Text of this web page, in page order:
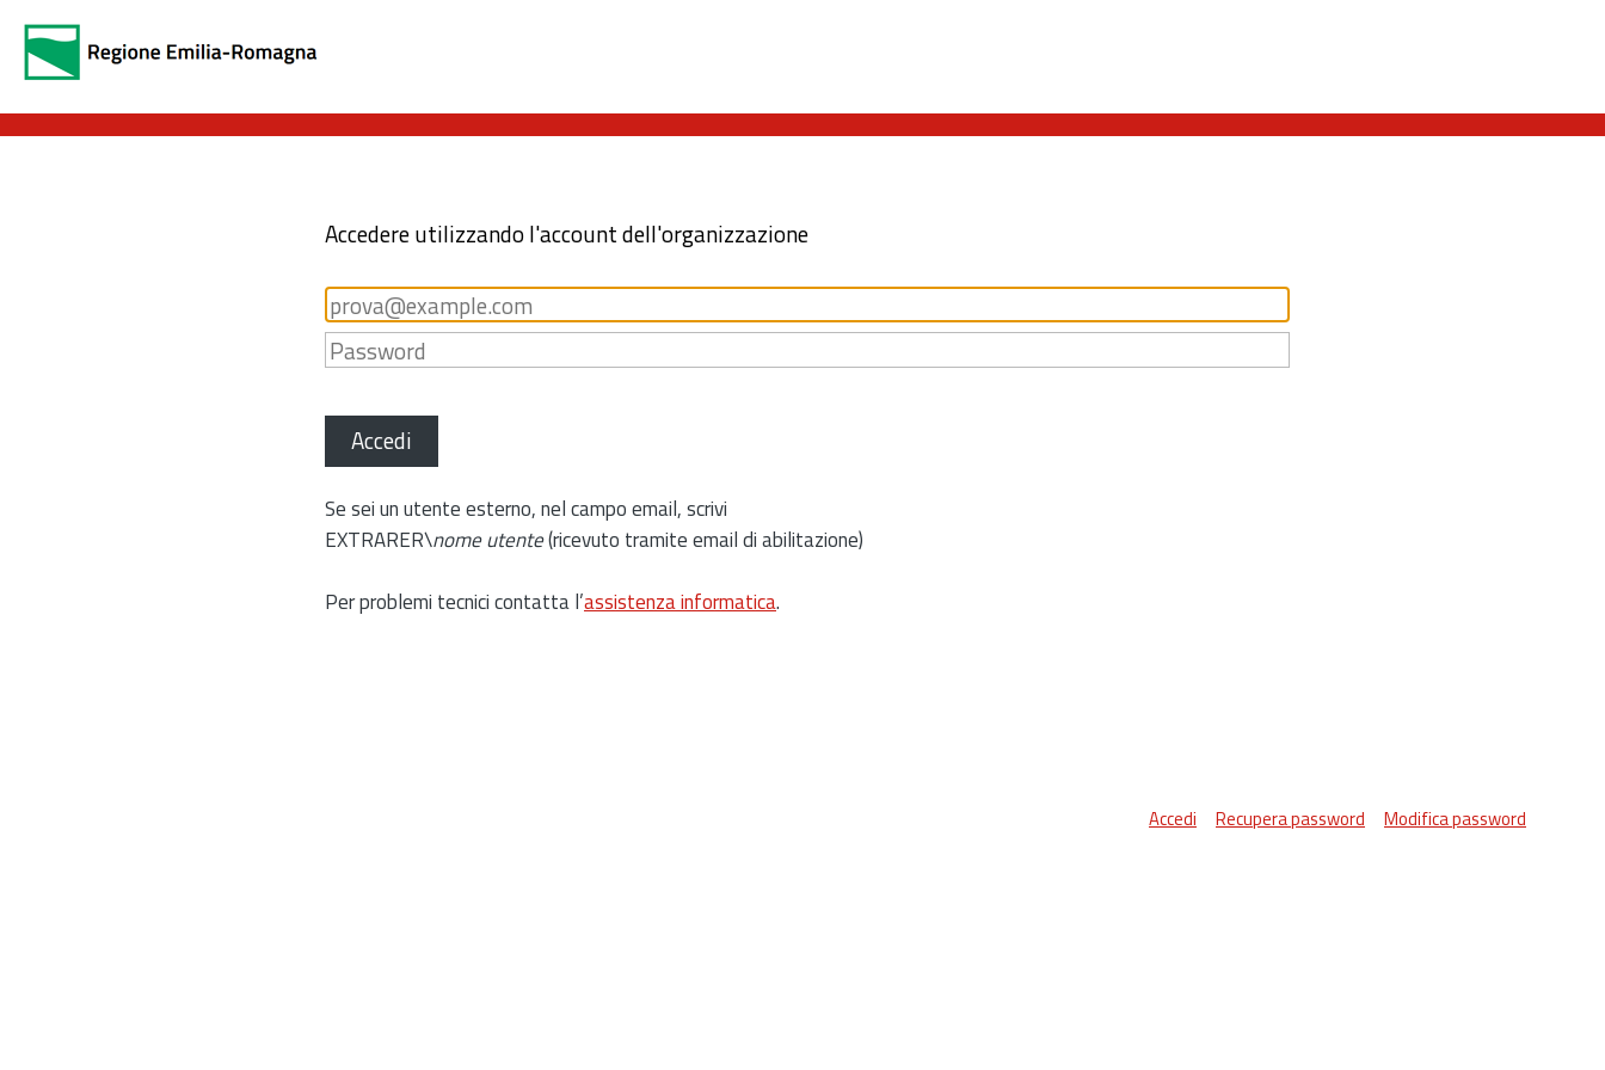
Accedere utilizzando l'account dell'organizzazione
Accedi
Se sei un utente esterno, nel campo email, scrivi
EXTRARER\nome utente(ricevuto tramite email di abilitazione)
Per problemi tecnici contatta l’assistenza informatica.
Accedi Recupera password Modifica password